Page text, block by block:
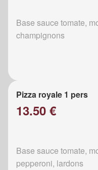
Base sauce tomate,
champignons
Pizza royale 1 pers
13.50 €
Base sauce tomate,
pepperoni, lardons